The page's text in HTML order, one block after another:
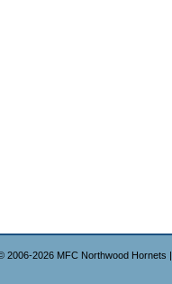
2006-2026 MFC Northwood Hornets |